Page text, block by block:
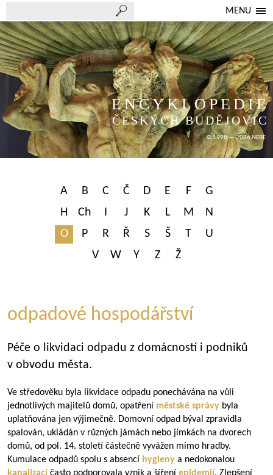
MENU
ENCYKLOPEDIE
ČESKÝCH BUDĚJOVIC
© 1998 — 2026 NEBE
A B C Č D E F
G
H
Ch I J K L M
N
O
P R Ř S Š T
U
V
W Y Z Ž
odpadové hospodářství
Péče o likvidaci odpadu z domácností i podniků
v obvodu města.
Ve středověku byla likvidace odpadu ponechávána na vůli
jednotlivých majitelů domů, opatření městské správy byla
uplatňována jen výjimečně. Domovní odpad býval zpravidla
spalován, ukládán v různých jámách nebo jímkách na dvorech
domů, od pol. 14. století částečně vyvážen mimo hradby.
Kumulace odpadů spolu s absencí hygieny a nedokonalou